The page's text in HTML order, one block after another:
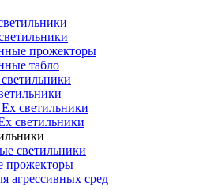
прожекторы
табло
светильники
светильники
светильники
агрессивных сред